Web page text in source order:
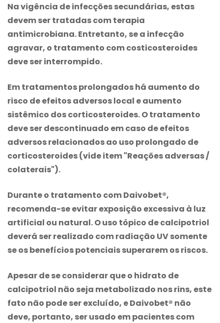
Na vigência de infecções secundárias, estas
devem ser tratadas com terapia
antimicrobiana. Entretanto, se a infecção
agravar, o tratamento com costicosteroides
deve ser interrompido.
Em tratamentos prolongados há aumento do
risco de efeitos adversos local e aumento
sistêmico dos corticosteroides. O tratamento
deve ser descontinuado em caso de efeitos
adversos relacionados ao uso prolongado de
corticosteroides (vide item "Reações adversas /
colaterais").
Durante o tratamento com Daivobet®,
recomenda-se evitar exposição excessiva à luz
artificial ou natural. O uso tópico de calcipotriol
deverá ser realizado com radiação UV somente
se os benefícios potenciais superarem os riscos.
Apesar de se considerar que o hidrato de
calcipotriol não seja metabolizado nos rins, este
fato não pode ser excluído, e Daivobet® não
deve, portanto, ser usado em pacientes com